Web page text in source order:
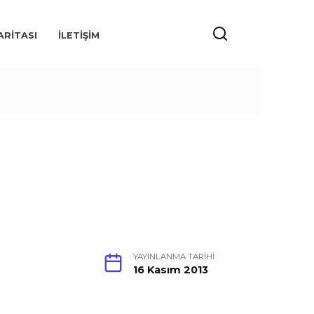
İLETIŞIM
YAYINLANMA TARIHI
16 Kasım 2013